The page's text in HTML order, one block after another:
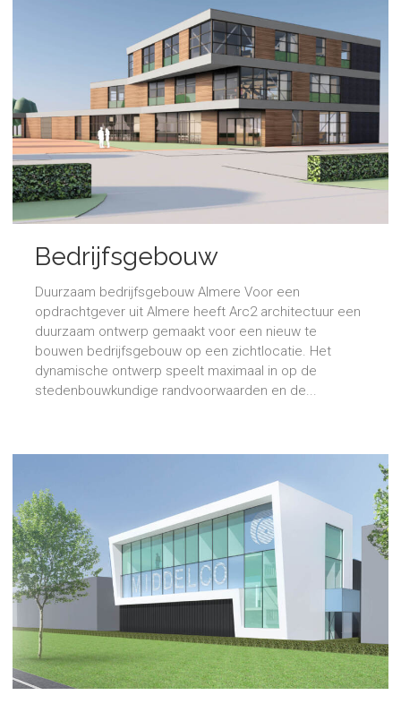
Bedrijfsgebouw
Duurzaam bedrijfsgebouw Almere Voor een
opdrachtgever uit Almere heeft Arc2 architectuur een
duurzaam ontwerp gemaakt voor een nieuw te
bouwen bedrijfsgebouw op een zichtlocatie. Het
dynamische ontwerp speelt maximaal in op de
stedenbouwkundige randvoorwaarden en de...